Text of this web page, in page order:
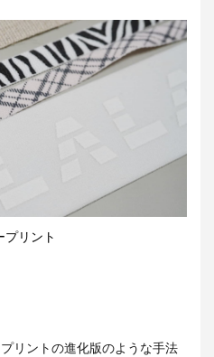
プリント
リントの進化版のような手法